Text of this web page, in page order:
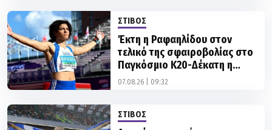
τελικό της σφαιροβολίας στο
Παγκόσμιο Κ20-Δέκατη η
Σαμολαδά στην δισκοβολία
07.08.26 | 09:32
Παγκόσμιο Κ20 η Έβελυν